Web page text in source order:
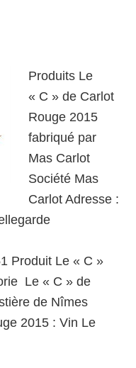
Produits Le
« C » de Carlot
Rouge 2015
fabriqué par
Mas Carlot
Société Mas
Carlot Adresse :
Produit Le « C »
Le « C » de
de Nîmes
2015 : Vin Le